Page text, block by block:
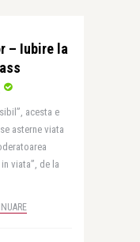
– Iubire la
acesta e
asterne viata
viata”, de la